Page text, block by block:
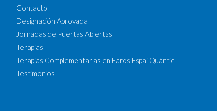
Contacto
Designación Aprovada
Jornadas de Puertas Abiertas
Terapias
Terapias Complementarias en Faros Espai Quàntic
Testimonios